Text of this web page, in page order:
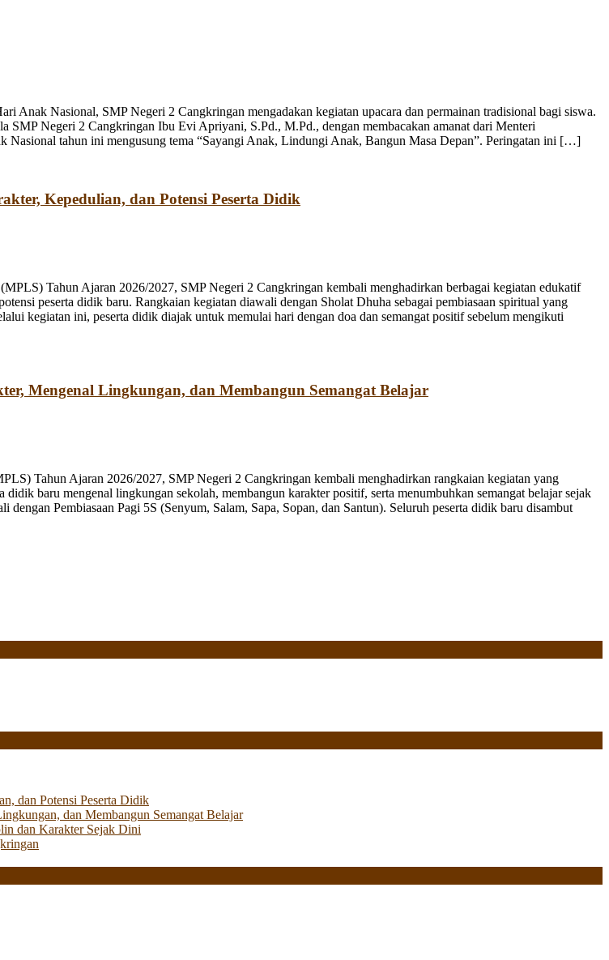
Anak Nasional, SMP Negeri 2 Cangkringan mengadakan kegiatan upacara dan permainan tradisional bagi siswa.
Negeri 2 Cangkringan Ibu Evi Apriyani, S.Pd., M.Pd., dengan membacakan amanat dari Menteri
Nasional tahun ini mengusung tema “Sayangi Anak, Lindungi Anak, Bangun Masa Depan”. Peringatan ini […]
Kepedulian, dan Potensi Peserta Didik
Tahun Ajaran 2026/2027, SMP Negeri 2 Cangkringan kembali menghadirkan berbagai kegiatan edukatif
peserta didik baru. Rangkaian kegiatan diawali dengan Sholat Dhuha sebagai pembiasaan spiritual yang
kegiatan ini, peserta didik diajak untuk memulai hari dengan doa dan semangat positif sebelum mengikuti
Mengenal Lingkungan, dan Membangun Semangat Belajar
Tahun Ajaran 2026/2027, SMP Negeri 2 Cangkringan kembali menghadirkan rangkaian kegiatan yang
baru mengenal lingkungan sekolah, membangun karakter positif, serta menumbuhkan semangat belajar sejak
Pembiasaan Pagi 5S (Senyum, Salam, Sapa, Sopan, dan Santun). Seluruh peserta didik baru disambut
dan Potensi Peserta Didik
dan Membangun Semangat Belajar
dan Karakter Sejak Dini